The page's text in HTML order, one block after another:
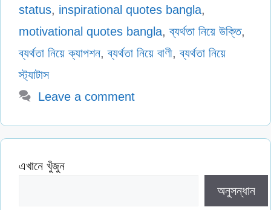
status, inspirational quotes bangla,
motivational quotes bangla,ব্যর্থতা নিয়ে উক্তি,
ব্যর্থতা নিয়ে ক্যাপশন,ব্যর্থতা নিয়ে বাণী,ব্যর্থতা নিয়ে
স্ট্যাটাস
Leave a comment
এখানে খুঁজুন
অনুসন্ধান